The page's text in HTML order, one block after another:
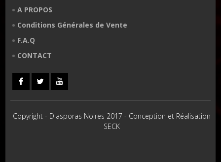
A PROPOS
Conditions Générales de Vente
F.A.Q
CONTACT
Copyright - Diasporas Noires 2017 - Conception et Réalisation
SECK